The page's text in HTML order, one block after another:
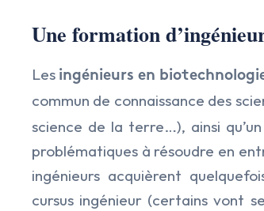
Une formation
Les ingénieurs en
commun de connaissance des
science de la terre…), ainsi
problématiques à résoudre en
ingénieurs acquièrent
cursus ingénieur (certains vont